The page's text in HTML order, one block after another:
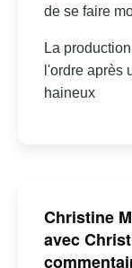
de se faire
La
l'ordre après
haineux
Christine
avec